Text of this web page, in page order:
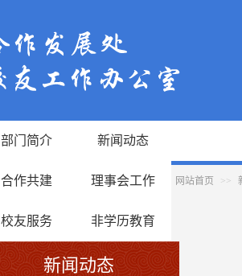
部门简介 新闻动态
合作共建 理事会工作
校友服务 非学历教育
网站首页 >>
新闻动态